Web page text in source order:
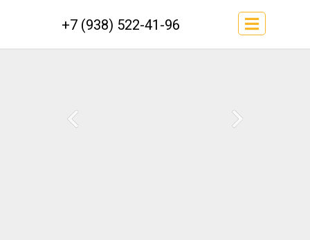
+7 (938) 522-41-96